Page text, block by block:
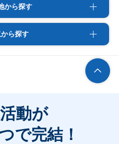
から探す
ら探す
動が
で完結！